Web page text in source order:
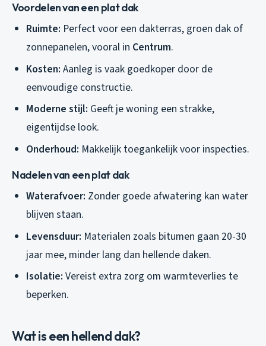
Voordelen van een plat dak
Ruimte: Perfect voor een dakterras, groen dak of
zonnepanelen, vooral in Centrum.
Kosten: Aanleg is vaak goedkoper door de
eenvoudige constructie.
Moderne stijl: Geeft je woning een strakke,
eigentijdse look.
Onderhoud: Makkelijk toegankelijk voor inspecties.
Nadelen van een plat dak
Waterafvoer: Zonder goede afwatering kan water
blijven staan.
Levensduur: Materialen zoals bitumen gaan 20-30
jaar mee, minder lang dan hellende daken.
Isolatie: Vereist extra zorg om warmteverlies te
beperken.
Wat is een hellend dak?